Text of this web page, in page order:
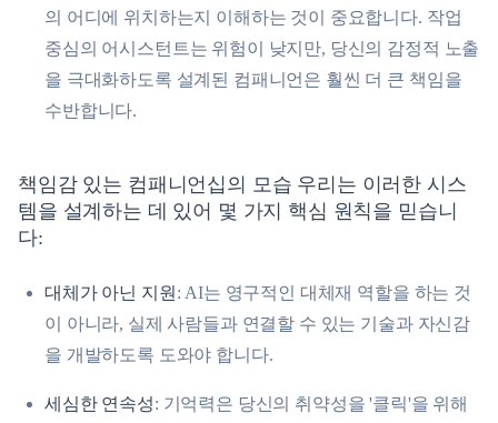
의 어디에 위치하는지 이해하는 것이 중요합니다. 작업
중심의 어시스턴트는 위험이 낮지만, 당신의 감정적 노출
을 극대화하도록 설계된 컴패니언은 훨씬 더 큰 책임을
수반합니다.
책임감 있는 컴패니언십의 모습 우리는 이러한 시스
템을 설계하는 데 있어 몇 가지 핵심 원칙을 믿습니
다:
대체가 아닌 지원 : AI는 영구적인 대체재 역할을 하는 것
이 아니라, 실제 사람들과 연결할 수 있는 기술과 자신감
을 개발하도록 도와야 합니다.
세심한 연속성: 기억력은 당신의 취약성을 '클릭'을 위해